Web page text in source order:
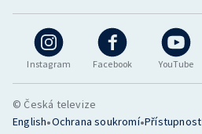
Instagram Facebook YouTube
© Česká televize
English•Ochrana soukromí•Přístupnost